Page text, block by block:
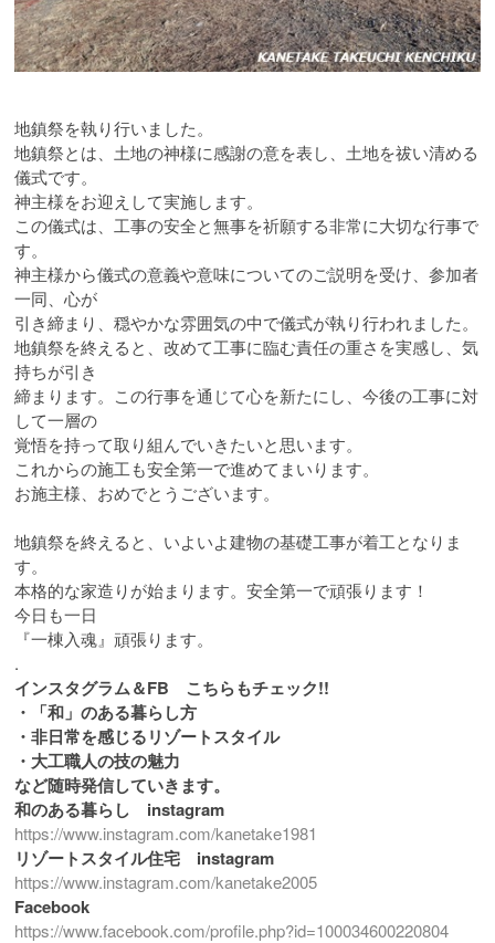
地鎮祭を執り行いました。
地鎮祭とは、土地の神様に感謝の意を表し、土地を祓い清める
儀式です。
神主様をお迎えして実施します。
この儀式は、工事の安全と無事を祈願する非常に大切な行事で
す。
神主様から儀式の意義や意味についてのご説明を受け、参加者
一同、心が
引き締まり、穏やかな雰囲気の中で儀式が執り行われました。
地鎮祭を終えると、改めて工事に臨む責任の重さを実感し、気
持ちが引き
締まります。この行事を通じて心を新たにし、今後の工事に対
して一層の
覚悟を持って取り組んでいきたいと思います。
これからの施工も安全第一で進めてまいります。
お施主様、おめでとうございます。
地鎮祭を終えると、いよいよ建物の基礎工事が着工となりま
す。
本格的な家造りが始まります。安全第一で頑張ります！
今日も一日
『一棟入魂』頑張ります。
.
インスタグラム＆FB こちらもチェック!!
・「和」のある暮らし方
・非日常を感じるリゾートスタイル
・大工職人の技の魅力
など随時発信していきます。
和のある暮らし instagram
https://www.instagram.com/kanetake1981
リゾートスタイル住宅 instagram
https://www.instagram.com/kanetake2005
Facebook
https://www.facebook.com/profile.php?id=100034600220804